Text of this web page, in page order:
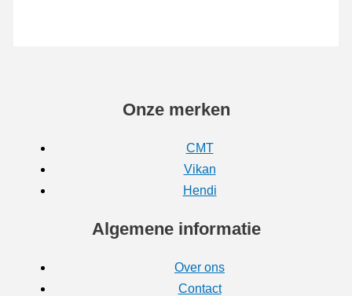
Onze merken
CMT
Vikan
Hendi
Algemene informatie
Over ons
Contact